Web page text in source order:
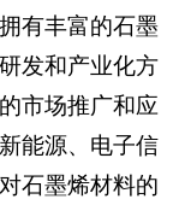
有丰富的石墨
发和产业化方
市场推广和应
能源、电子信
石墨烯材料的